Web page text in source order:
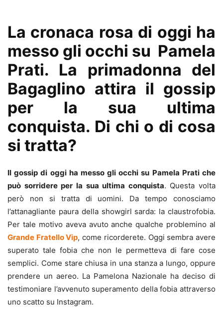
La cronaca rosa di oggi ha
messo gli occhi su Pamela
Prati. La primadonna del
Bagaglino attira il gossip
per la sua ultima
conquista. Di chi o di cosa
si tratta?
Il gossip di oggi ha messo gli occhi su Pamela Prati che
può sorridere per la sua ultima conquista. Questa volta
però non si tratta di uomini. Da tempo conosciamo
l’attanagliante paura della showgirl sarda: la claustrofobia.
Per tale motivo aveva avuto anche qualche problemino al
Grande Fratello Vip, come ricorderete. Oggi sembra avere
superato tale fobia che non le permetteva di fare cose
semplici. Come stare chiusa in una stanza a lungo, oppure
prendere un aereo. La Pamelona Nazionale ha deciso di
testimoniare l’avvenuto superamento della fobia attraverso
uno scatto su Instagram.